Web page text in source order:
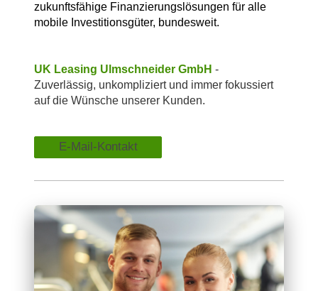
zukunftsfähige Finanzierungslösungen für alle
mobile Investitionsgüter, bundesweit.
UK Leasing Ulmschneider GmbH -
Zuverlässig, unkompliziert und immer fokussiert
auf die Wünsche unserer Kunden.
E-Mail-Kontakt